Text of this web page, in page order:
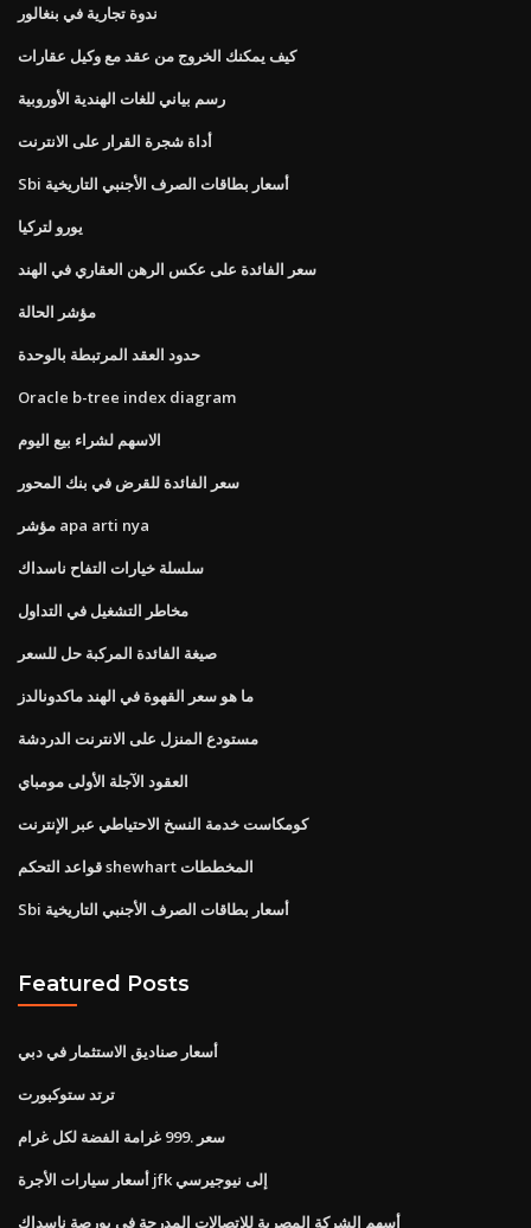
ندوة تجارية في بنغالور
كيف يمكنك الخروج من عقد مع وكيل عقارات
رسم بياني للغات الهندية الأوروبية
أداة شجرة القرار على الانترنت
Sbi أسعار بطاقات الصرف الأجنبي التاريخية
يورو لتركيا
سعر الفائدة على عكس الرهن العقاري في الهند
مؤشر الحالة
حدود العقد المرتبطة بالوحدة
Oracle b-tree index diagram
الاسهم لشراء بيع اليوم
سعر الفائدة للقرض في بنك المحور
مؤشر apa arti nya
سلسلة خيارات التفاح ناسداك
مخاطر التشغيل في التداول
صيغة الفائدة المركبة حل للسعر
ما هو سعر القهوة في الهند ماكدونالدز
مستودع المنزل على الانترنت الدردشة
العقود الآجلة الأولى مومباي
كومكاست خدمة النسخ الاحتياطي عبر الإنترنت
قواعد التحكم shewhart المخططات
Sbi أسعار بطاقات الصرف الأجنبي التاريخية
Featured Posts
أسعار صناديق الاستثمار في دبي
ترتد ستوكبورت
سعر .999 غرامة الفضة لكل غرام
أسعار سيارات الأجرة jfk إلى نيوجيرسي
أسهم الشركة المصرية للاتصالات المدرجة في بورصة ناسداك